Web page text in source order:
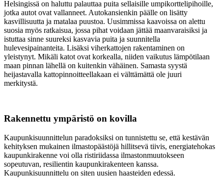
Helsingissä on haluttu palauttaa puita sellaisille umpikorttelipihoille,
jotka autot ovat vallanneet. Autokansienkin päälle on lisätty
kasvillisuutta ja matalaa puustoa. Uusimmissa kaavoissa on alettu
suosia myös ratkaisua, jossa pihat voidaan jättää maanvaraisiksi ja
istuttaa sinne suureksi kasvavia puita ja suunnitella
hulevesipainanteita. Lisäksi viherkattojen rakentaminen on
yleistynyt. Mikäli katot ovat korkealla, niiden vaikutus lämpötilaan
maan pinnan lähellä on kuitenkin vähäinen. Samasta syystä
heijastavalla kattopinnoitteellakaan ei välttämättä ole juuri
merkitystä.
Rakennettu ympäristö on kovilla
Kaupunkisuunnittelun paradoksiksi on tunnistettu se, että kestävän
kehityksen mukainen ilmastopäästöjä hillitsevä tiivis, energiatehokas
kaupunkirakenne voi olla ristiriidassa ilmastonmuutokseen
sopeutuvan, resilientin kaupunkirakenteen kanssa.
Kaupunkisuunnittelu on siten uusien haasteiden edessä.